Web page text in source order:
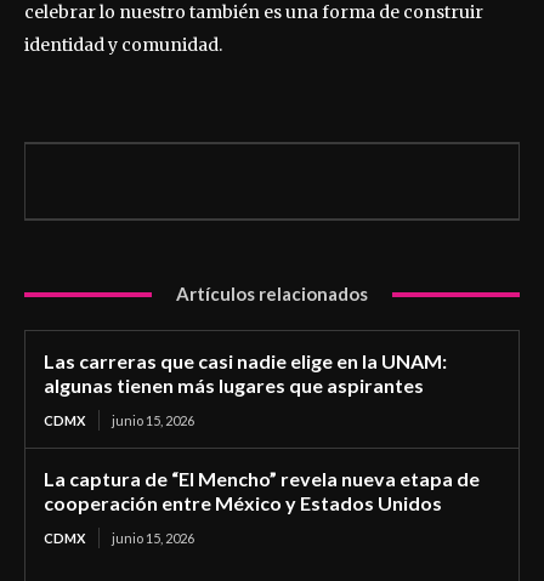
celebrar lo nuestro también es una forma de construir
identidad y comunidad.
Artículos relacionados
Las carreras que casi nadie elige en la UNAM:
algunas tienen más lugares que aspirantes
CDMX junio 15, 2026
La captura de “El Mencho” revela nueva etapa de
cooperación entre México y Estados Unidos
CDMX junio 15, 2026